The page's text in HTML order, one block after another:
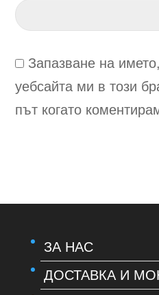
Запазване на
уебсайта ми в този
път когато
ЗА НАС
ДОСТАВКА И